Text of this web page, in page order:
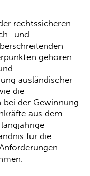
rechtssicheren
und
gehören
ausländischer
die
der Gewinnung
aus dem
für die